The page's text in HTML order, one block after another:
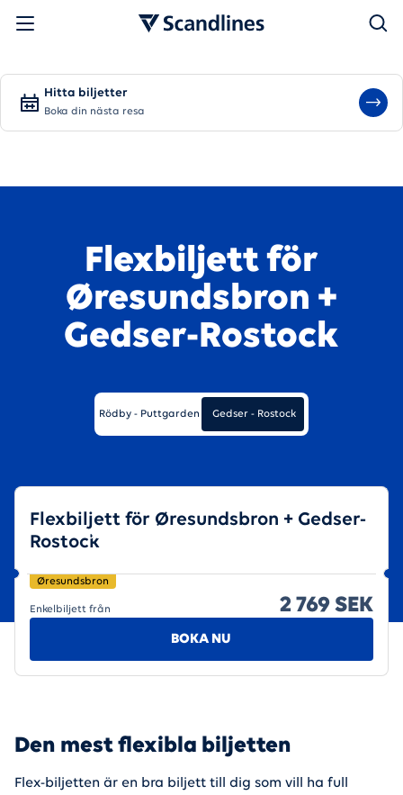
Sök
Hitta biljetter
Boka din nästa resa
Flexbiljett för
Øresundsbron +
Gedser-Rostock
Rödby - Puttgarden Gedser - Rostock
Biljettyper & priser
Flexbiljett för Øresundsbron + Gedser-
Rostock
Enkelbiljett från 2 769 SEK
Øresundsbron
BOKA NU
Den mest flexibla biljetten
Flex-biljetten är en bra biljett till dig som vill ha full